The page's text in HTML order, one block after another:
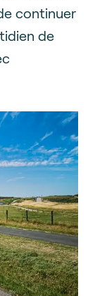
continuer
de